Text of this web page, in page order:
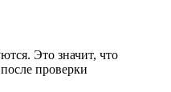
Это значит, что
проверки